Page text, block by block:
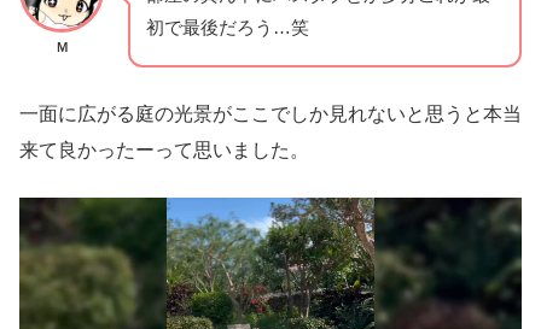
Ｍ
初で最後だろう…笑
一面に広がる庭の光景がここでしか見れないと思うと本当
来て良かったーって思いました。